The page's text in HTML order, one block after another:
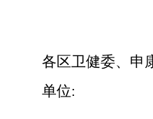
各区卫健委、申
单位: